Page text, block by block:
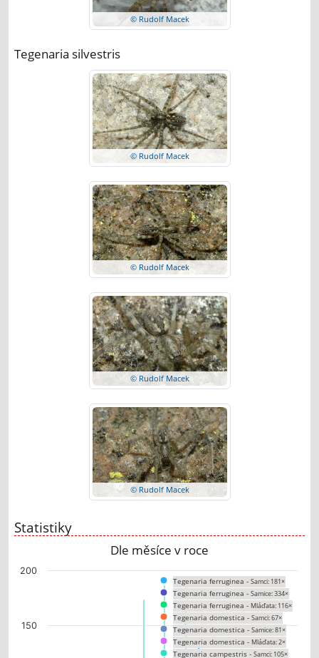
© Rudolf Macek
Tegenaria silvestris
© Rudolf Macek
© Rudolf Macek
© Rudolf Macek
© Rudolf Macek
Statistiky
Dle měsíce v roce
Chart
The chart has 1 X axis displaying categories.
The chart has 1 Y axis displaying values. Data ranges from 0 to 187.
Tegenaria ferruginea - Samci: 181×
Tegenaria ferruginea - Samice: 334×
Tegenaria ferruginea - Mláďata: 116×
Tegenaria domestica - Samci: 67×
Tegenaria domestica - Samice: 81×
Tegenaria domestica - Mláďata: 2×
Tegenaria campestris - Samci: 105×
150
200